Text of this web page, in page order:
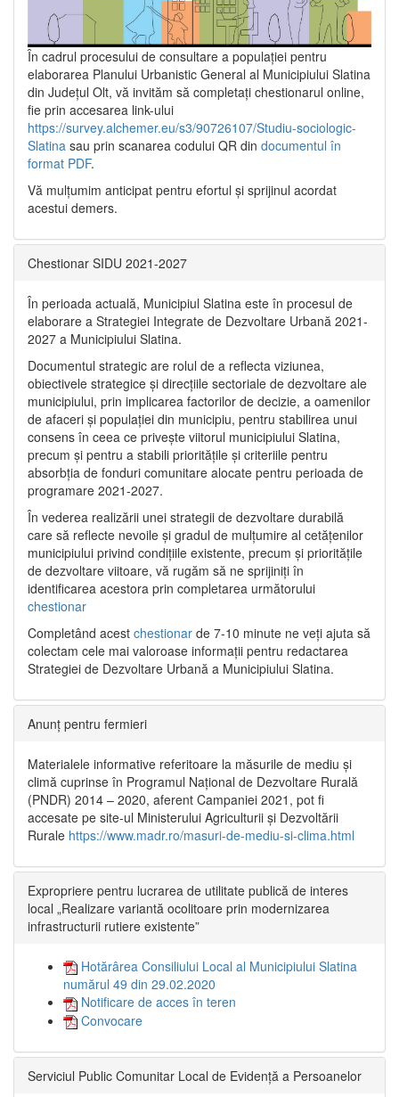
În cadrul procesului de consultare a populaţiei pentru
elaborarea Planului Urbanistic General al Municipiului Slatina
din Județul Olt, vă invităm să completați chestionarul online,
fie prin accesarea link-ului
https://survey.alchemer.eu/s3/90726107/Studiu-sociologic-
Slatina sau prin scanarea codului QR din documentul în
format PDF.
Vă mulţumim anticipat pentru efortul şi sprijinul acordat
acestui demers.
Chestionar SIDU 2021-2027
În perioada actuală, Municipiul Slatina este în procesul de
elaborare a Strategiei Integrate de Dezvoltare Urbană 2021‐
2027 a Municipiului Slatina.
Documentul strategic are rolul de a reflecta viziunea,
obiectivele strategice și direcțiile sectoriale de dezvoltare ale
municipiului, prin implicarea factorilor de decizie, a oamenilor
de afaceri și populației din municipiu, pentru stabilirea unui
consens în ceea ce privește viitorul municipiului Slatina,
precum și pentru a stabili prioritățile și criteriile pentru
absorbția de fonduri comunitare alocate pentru perioada de
programare 2021-2027.
În vederea realizării unei strategii de dezvoltare durabilă
care să reflecte nevoile și gradul de mulțumire al cetățenilor
municipiului privind condițiile existente, precum și prioritățile
de dezvoltare viitoare, vă rugăm să ne sprijiniți în
identificarea acestora prin completarea următorului
chestionar
Completând acest chestionar de 7-10 minute ne veți ajuta să
colectam cele mai valoroase informații pentru redactarea
Strategiei de Dezvoltare Urbană a Municipiului Slatina.
Anunț pentru fermieri
Materialele informative referitoare la măsurile de mediu și
climă cuprinse în Programul Național de Dezvoltare Rurală
(PNDR) 2014 – 2020, aferent Campaniei 2021, pot fi
accesate pe site-ul Ministerului Agriculturii și Dezvoltării
Rurale https://www.madr.ro/masuri-de-mediu-si-clima.html
Expropriere pentru lucrarea de utilitate publică de interes
local „Realizare variantă ocolitoare prin modernizarea
infrastructurii rutiere existente”
Hotărârea Consiliului Local al Municipiului Slatina
numărul 49 din 29.02.2020
Notificare de acces în teren
Convocare
Serviciul Public Comunitar Local de Evidență a Persoanelor